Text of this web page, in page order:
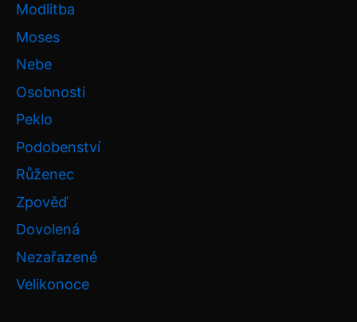
Modlitba
Moses
Nebe
Osobnosti
Peklo
Podobenství
Růženec
Zpověď
Dovolená
Nezařazené
Velikonoce